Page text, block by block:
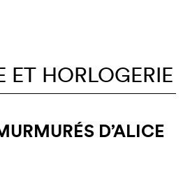
ET HORLOGERIE
D’ALICE